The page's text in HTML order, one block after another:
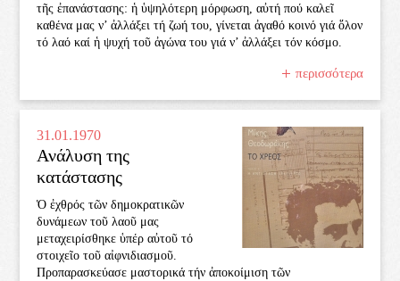
τῆς ἐπανάστασης: ἡ ὑψηλό­τερη μό­ρφωση, αὐτή πού καλεῖ
καθένα μας ν’ ἀλλάξει τή ζωή του, γίνεται ἀγαθό­ κοινό­ γιά ὅλον
τό­ λαό­ καί ἡ ψυχή τοῦ ἀγώνα του γιά ν’ ἀλλάξει τό­ν κό­σμο.
περισσότερα
31.01.1970
Ανάλυση της
κατάστασης
Ὁ ἐχθρός τῶν δημοκρατικῶν
δυνάμεων τοῦ λαοῦ μας
μεταχειρίσθηκε ὑπέρ αὐτοῦ τό
στοιχεῖο τοῦ αἰφνιδιασμοῦ.
Προπαρασκεύασε μαστορικά τήν ἀποκοίμιση τῶν